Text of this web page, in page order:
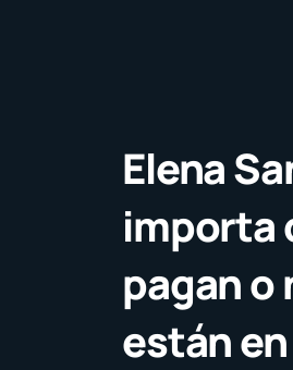
Elena
importa
pagan o
están